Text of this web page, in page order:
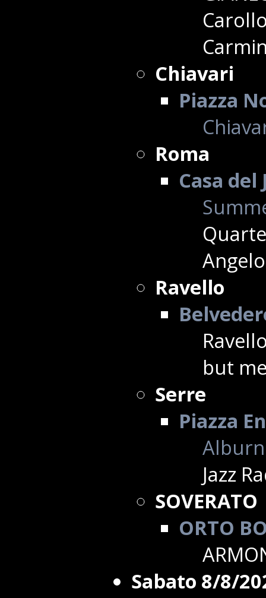
Chiavari
Piazza
Roma
Casa del
Ravello
but
Serre
Piazza
Jazz
SOVERATO
ORTO
Sabato 8/8/